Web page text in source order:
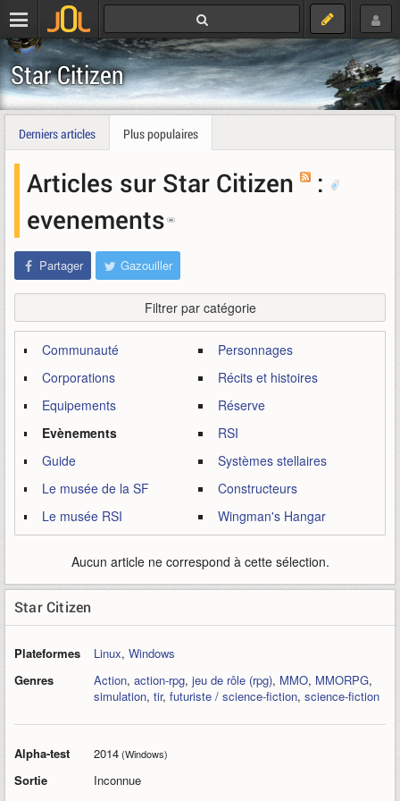
Star Citizen
Derniers articles Plus populaires
Articles sur Star Citizen
:
evenements
Partager Gazouiller
Filtrer par catégorie
Communauté
Corporations
Equipements
Evènements
Guide
Le musée de la SF
Le musée RSI
Personnages
Récits et histoires
Réserve
RSI
Systèmes stellaires
Constructeurs
Wingman's Hangar
Aucun article ne correspond à cette sélection.
Star Citizen
Plateformes Linux, Windows
Genres
Action, action-rpg, jeu de rôle (rpg), MMO, MMORPG,
simulation, tir, futuriste / science-fiction, science-fiction
Alpha-test 2014(Windows)
Sortie Inconnue